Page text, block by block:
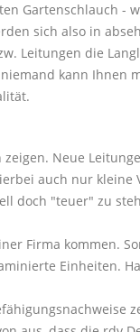
Gartenschlauch -
sich also in
Leitungen die
kann Ihnen
Neue
auch nur
doch "teuer" zu
Firma kommen.
Einheiten.